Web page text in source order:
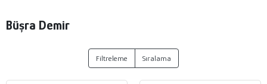
Büşra Demir
Filtreleme Sıralama